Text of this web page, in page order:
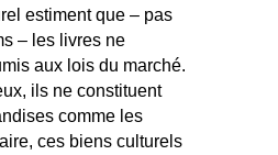
estiment que – pas
– les livres ne
aux lois du marché.
ils ne constituent
comme les
ces biens culturels